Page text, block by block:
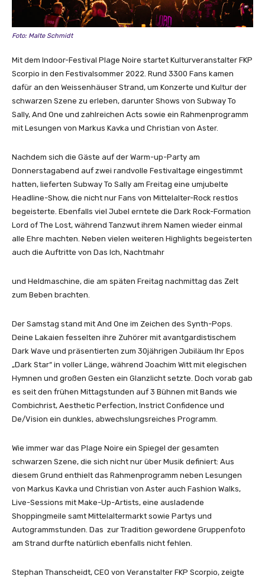
Foto: Malte Schmidt
Mit dem Indoor-Festival Plage Noire startet Kulturveranstalter FKP
Scorpio in den Festivalsommer 2022. Rund 3300 Fans kamen
dafür an den Weissenhäuser Strand, um Konzerte und Kultur der
schwarzen Szene zu erleben, darunter Shows von Subway To
Sally, And One und zahlreichen Acts sowie ein Rahmenprogramm
mit Lesungen von Markus Kavka und Christian von Aster.
Nachdem sich die Gäste auf der Warm-up-Party am
Donnerstagabend auf zwei randvolle Festivaltage eingestimmt
hatten, lieferten Subway To Sally am Freitag eine umjubelte
Headline-Show, die nicht nur Fans von Mittelalter-Rock restlos
begeisterte. Ebenfalls viel Jubel erntete die Dark Rock-Formation
Lord of The Lost, während Tanzwut ihrem Namen wieder einmal
alle Ehre machten. Neben vielen weiteren Highlights begeisterten
auch die Auftritte von Das Ich, Nachtmahr
und Heldmaschine, die am späten Freitag nachmittag das Zelt
zum Beben brachten.
Der Samstag stand mit And One im Zeichen des Synth-Pops.
Deine Lakaien fesselten ihre Zuhörer mit avantgardistischem
Dark Wave und präsentierten zum 30jährigen Jubiläum Ihr Epos
„Dark Star“ in voller Länge, während Joachim Witt mit elegischen
Hymnen und großen Gesten ein Glanzlicht setzte. Doch vorab gab
es seit den frühen Mittagstunden auf 3 Bühnen mit Bands wie
Combichrist, Aesthetic Perfection, Instrict Confidence und
De/Vision ein dunkles, abwechslungsreiches Programm.
Wie immer war das Plage Noire ein Spiegel der gesamten
schwarzen Szene, die sich nicht nur über Musik definiert: Aus
diesem Grund enthielt das Rahmenprogramm neben Lesungen
von Markus Kavka und Christian von Aster auch Fashion Walks,
Live-Sessions mit Make-Up-Artists, eine ausladende
Shoppingmeile samt Mittelaltermarkt sowie Partys und
Autogrammstunden. Das zur Tradition gewordene Gruppenfoto
am Strand durfte natürlich ebenfalls nicht fehlen.
Stephan Thanscheidt, CEO von Veranstalter FKP Scorpio, zeigte